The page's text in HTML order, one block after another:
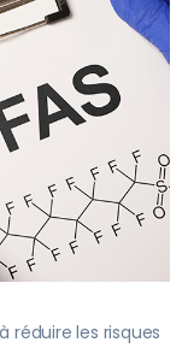
réduire les risques